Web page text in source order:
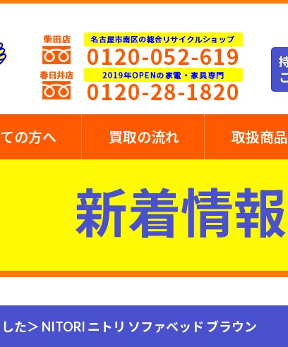
の方へ 買取の流れ 取扱商品
新着情報
た＞ NITORI ニトリ ソファベッド ブラウン